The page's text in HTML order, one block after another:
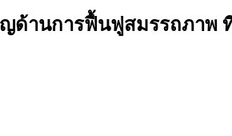
ด้านการฟื้นฟูสมรรถภาพ